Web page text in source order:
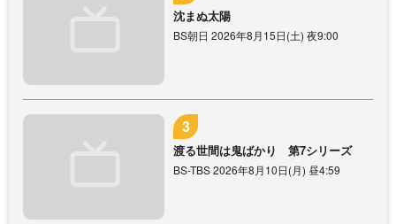
沈まぬ太陽
BS朝日 2026年8月15日(土) 夜9:00
渡る世間は鬼ばかり 第7シリーズ
BS-TBS 2026年8月10日(月) 昼4:59